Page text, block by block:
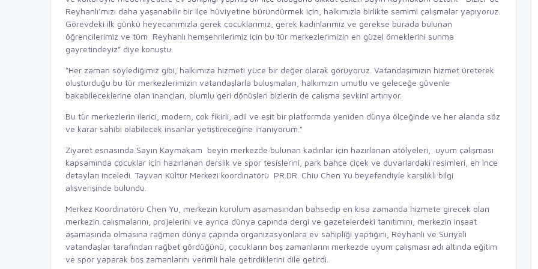
Reyhanlı’mızı daha yaşanabilir bir ilçe hüviyetine büründürmek için, halkımızla birlikte samimi çalışmalar yapıyoruz.
Görevdeki ilk günkü heyecanımızla gerek çocuklarımız, gerek kadınlarımız ve gerekse burada bulunan
öğrencilerimiz ve tüm Reyhanlı hemşehrilerimiz için bu tür merkezlerimizin en güzel örneklerini sunma
gayretindeyiz” diye konuştu.
“Her zaman söylediğimiz gibi; halkımıza hizmeti yüce bir değer olarak görüyoruz. Vatandaşımızın hizmet üreterek
oluşturduğu bu tür merkezlerimizin vatandaşlarla buluşmaları, halkımızın umutlu ve geleceğe güvenle
bakabileceklerine olan inançları, olumlu geri dönüşleri bizlerin de çalışma şevkini artırıyor.
Bu tür merkezlerin ilerici, modern, çok fikirli, adil ve eşit bir platformda yeniden dünya ölçeğinde ve her alanda söz
ve karar sahibi olabilecek insanlar yetiştireceğine inanıyorum."
Ziyaret esnasında Sayın Kaymakam beyin merkezde bulunan kadınlar için hazırlanan atölyeleri, uyum çalışması
kapsamında çocuklar için hazırlanan derslik ve spor tesislerini, park bahçe çiçek ve duvarlardaki resimleri, en ince
detayları inceledi. Tayvan Kültür Merkezi koordinatörü PR.DR. Chiu Chen Yu beyefendiyle karşılıklı bilgi
alışverişinde bulundu.
Merkez Koordinatörü Chen Yu, merkezin kurulum aşamasından bahsedip en kısa zamanda hizmete girecek olan
merkezin çalışmalarını, projelerini ve ayrıca dünya çapında dergi ve gazetelerdeki tanıtımını, merkezin inşaat
aşamasında olmasına rağmen dünya çapında organizasyonlara ev sahipliği yaptığını, Reyhanlı ve Suriyeli
vatandaşlar tarafından rağbet gördüğünü, çocukların boş zamanlarını merkezde uyum çalışması adı altında eğitim
ve spor yaparak boş zamanlarını verimli hale getirdiklerini dile getirdi.